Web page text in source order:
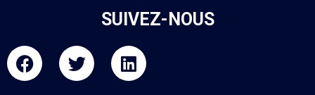
SUIVEZ-NOUS
F
a
T
w
L
i